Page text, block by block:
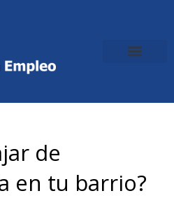
de
en tu barrio?